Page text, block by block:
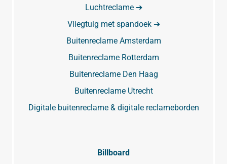
Luchtreclame ➔
Vliegtuig met spandoek ➔
Buitenreclame Amsterdam
Buitenreclame Rotterdam
Buitenreclame Den Haag
Buitenreclame Utrecht
Digitale buitenreclame & digitale reclameborden
Billboard